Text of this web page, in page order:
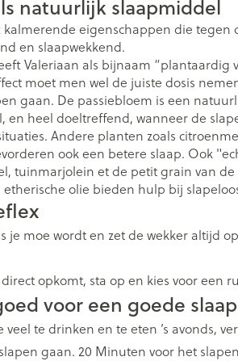
Interdentaal -
Toon meer
Voeten en
Droge voeten,
kloven
Eksteroog -
Toon meer
Steriel materiaal
zuurstof
Aerosol
Toon submenu voor Dieren
Vacht, huid of
Toon submenu voor
Jeuk
Zware benen
Tabletten
Spieren en
natuurlijk slaapmiddel
eigenschappen die tegen
en slaapwekkend.
Valeriaan als bijnaam “plantaardig
moet men wel de juiste dosis
gaan. De passiebloem is een
en heel doeltreffend, wanneer de
Andere planten zoals
ook een betere slaap. Ook
tuinmarjolein et de petit grain van
olie bieden hulp bij
je moe wordt en zet de wekker altijd
opkomt, sta op en kies voor een
voor een goede
veel te drinken en te eten ’s avonds,
gaan. 20 Minuten voor het